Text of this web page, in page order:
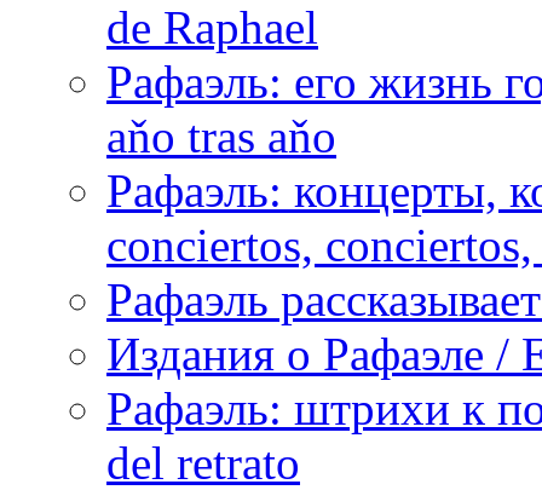
de Raphael
Рафаэль: его жизнь
aňo tras aňo
Рафаэль: концерты,
conciertos,
Рафаэль
Издания о Рафаэле /
Рафаэль: штрихи к
del retrato